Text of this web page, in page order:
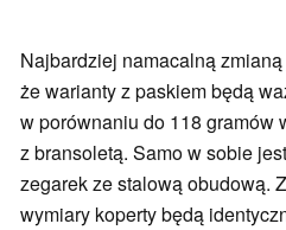
Najbardziej namacalną
że warianty z paskiem będą
w porównaniu do 118 gramów
z bransoletą. Samo w sobie
zegarek ze stalową obudową.
wymiary koperty będą